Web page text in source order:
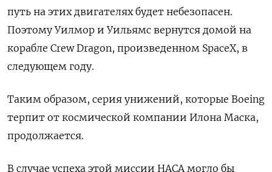
путь на этих двигателях будет небезопасен.
Поэтому Уилмор и Уильямс вернутся домой на
корабле Crew Dragon, произведенном SpaceX, в
следующем году.
Таким образом, серия унижений, которые Boeing
терпит от космической компании Илона Маска,
продолжается.
В случае успеха этой миссии НАСА могло бы